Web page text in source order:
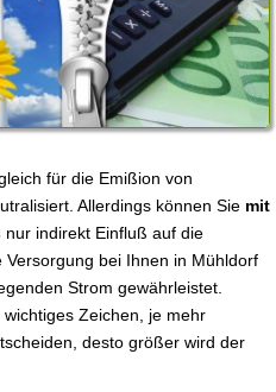
für die Emißion von
Allerdings können Sie mit
nur indirekt Einfluß auf die
bei Ihnen in Mühldorf
Strom gewährleistet.
Zeichen, je mehr
desto größer wird der